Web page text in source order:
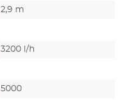
2,9 m
3200 l/h
5000